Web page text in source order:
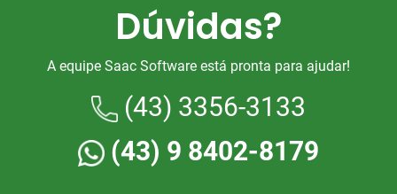
Dúvidas?
A equipe Saac Software está pronta para ajudar!
(43) 3356-3133
(43) 9 8402-8179